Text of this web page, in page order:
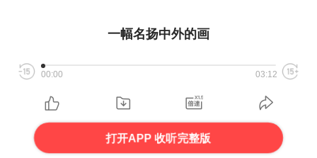
一幅名扬中外的画
00:00 03:12
打开APP 收听完整版